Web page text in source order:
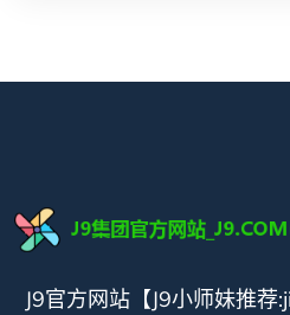
J9官方网站【J9小师妹推荐